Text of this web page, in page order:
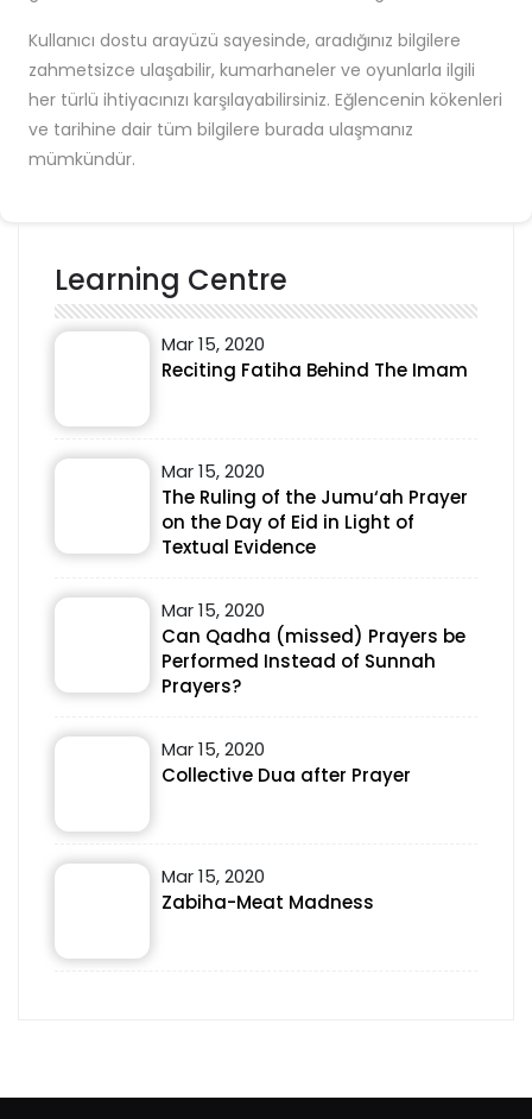
Kullanıcı dostu arayüzü sayesinde, aradığınız bilgilere
zahmetsizce ulaşabilir, kumarhaneler ve oyunlarla ilgili
her türlü ihtiyacınızı karşılayabilirsiniz. Eğlencenin kökenleri
ve tarihine dair tüm bilgilere burada ulaşmanız
mümkündür.
Learning Centre
Mar 15, 2020
Reciting Fatiha Behind The Imam
Mar 15, 2020
The Ruling of the Jumu‘ah Prayer
on the Day of Eid in Light of
Textual Evidence
Mar 15, 2020
Can Qadha (missed) Prayers be
Performed Instead of Sunnah
Prayers?
Mar 15, 2020
Collective Dua after Prayer
Mar 15, 2020
Zabiha-Meat Madness